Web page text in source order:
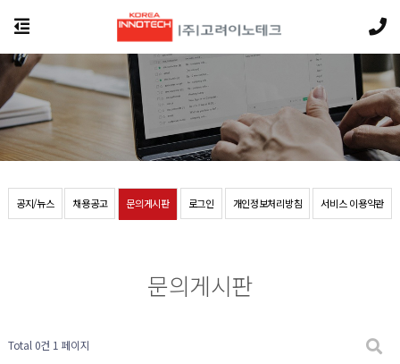
공지/뉴스 채용공고 문의게시판 로그인 개인정보처리방침 서비스 이용약관
문의게시판
Total 0건 1 페이지